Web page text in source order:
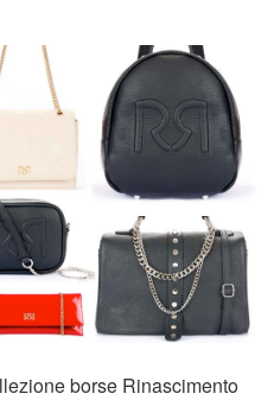
borse Rinascimento